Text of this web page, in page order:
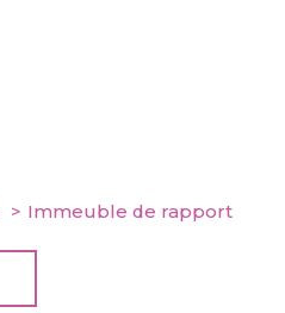
Immeuble de rapport